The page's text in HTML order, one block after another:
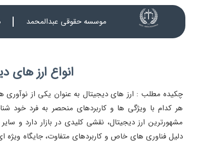
موسسه حقوقی عبدالمحمد
انواع ارز های
چکیده مطلب : ارز های دیجیتال به عنوان یکی از نوآوری
هر کدام با ویژگی ها و کاربردهای منحصر به فرد خود
مشهورترین ارز دیجیتال، نقشی کلیدی در بازار دارد و
دلیل فناوری های خاص و کاربردهای متفاوت، جایگاه ویژه ای